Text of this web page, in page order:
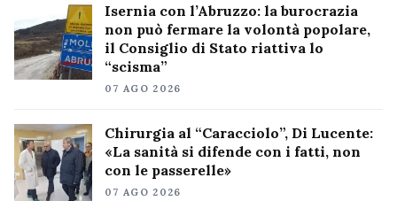
Isernia con l’Abruzzo: la burocrazia
non può fermare la volontà popolare,
il Consiglio di Stato riattiva lo
“scisma”
07 AGO 2026
Chirurgia al “Caracciolo”, Di Lucente:
«La sanità si difende con i fatti, non
con le passerelle»
07 AGO 2026